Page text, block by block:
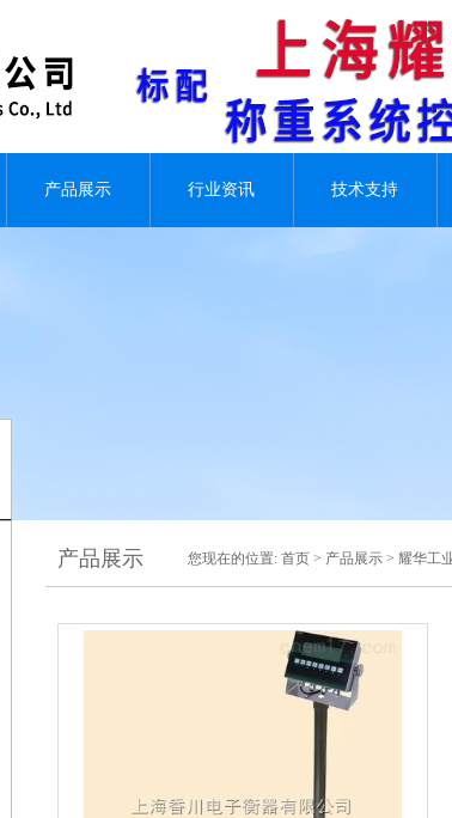
产品展示 行业资讯 技术支持
产品展示 您现在的位置: 首页 > 产品展示 > 耀华工